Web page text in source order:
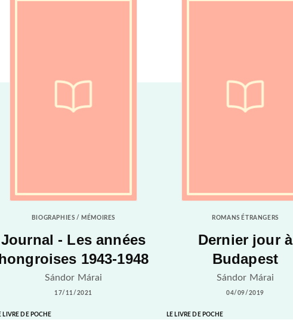
BIOGRAPHIES / MÉMOIRES
Journal - Les années
1943-1948
Sándor Márai
17/11/2021
LIVRE DE POCHE
ROMANS ÉTRANGERS
Dernier jour à
Budapest
Sándor Márai
04/09/2019
LE LIVRE DE POCHE